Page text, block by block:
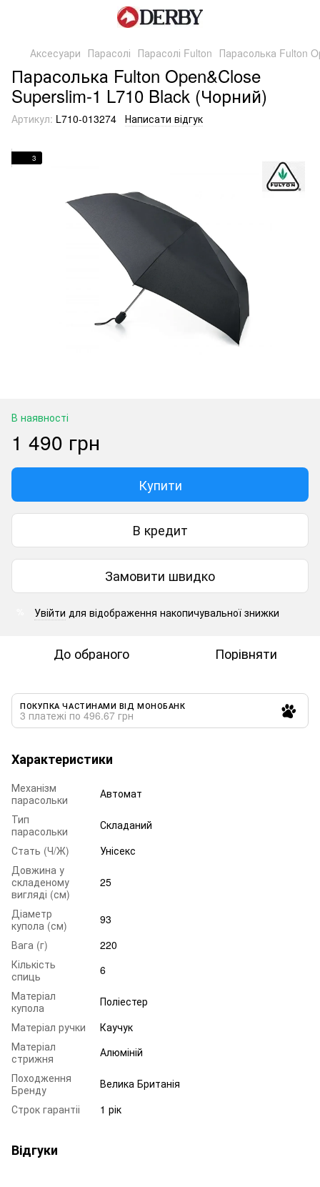
Аксесуари Парасолі Парасолі Fulton Парасолька Fulton
Парасолька Fulton Open&Close
Superslim-1 L710 Black (Чорний)
Артикул: L710-013274 Написати відгук
3
В наявності
1 490 грн
Купити
В кредит
Замовити швидко
Увійти для відображення накопичувальної знижки
До обраного Порівняти
ПОКУПКА ЧАСТИНАМИ ВІД МОНОБАНК
3 платежі по 496.67 грн
Характеристики
Механізм
парасольки
Автомат
Тип
парасольки
Складаний
Стать (Ч/Ж)
Унісекс
Довжина у
складеному
вигляді (см)
25
Діаметр
купола (см)
93
Вага (г)
220
Кількість
спиць
6
Матеріал
купола
Поліестер
Матеріал ручки
Каучук
Матеріал
стрижня
Алюміній
Походження
Бренду
Велика Британія
Строк гарантіі
1 рік
Відгуки